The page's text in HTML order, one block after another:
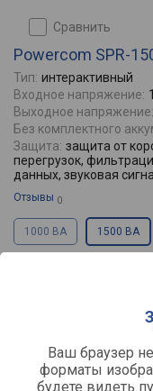
Ваш браузер
форматы
будете видеть
сравнить
Powercom SPR-
Тип: интерактивный
Входное напряжение:
Выходное напряжение:
Без комплектного
Защита: защита от
перегрузок,
данных, звуковая
Отзывы 0
1000 ВА 1500 ВА